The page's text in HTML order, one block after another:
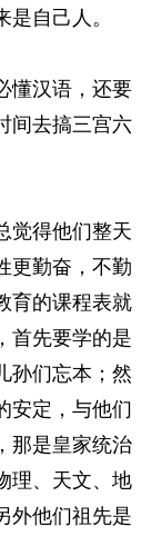
自己人。
懂汉语，还要
间去搞三宫六
觉得他们整天
更勤奋，不勤
育的课程表就
首先要学的是
孙们忘本；然
安定，与他们
那是皇家统治
理、天文、地
外他们祖先是